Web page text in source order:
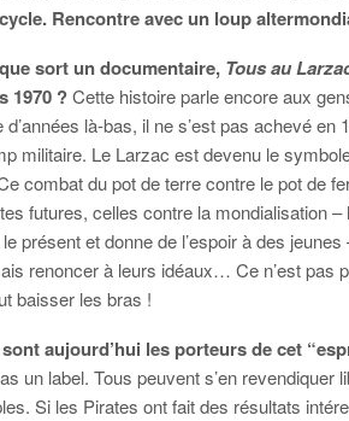
Rencontre avec un loup
sort un documentaire, Tous au
1970 ?Cette histoire parle encore aux
d’années là-bas, il ne s’est pas achevé
militaire. Le Larzac est devenu le
combat du pot de terre contre le pot de
futures, celles contre la mondialisation
présent et donne de l’espoir à des
renoncer à leurs idéaux… Ce n’est pas
baisser les bras !
aujourd’hui les porteurs de cet
un label. Tous peuvent s’en
Si les Pirates ont fait des résultats